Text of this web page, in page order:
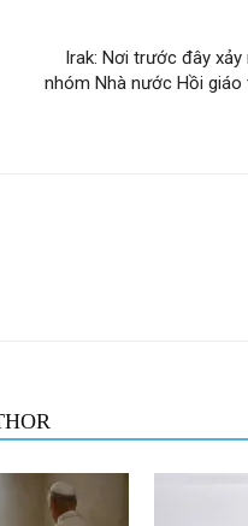
Irak: Nơi trước đây
nhóm Nhà nước Hồi